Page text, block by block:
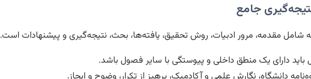
شامل مقدمه، مرور ادبیات، روش تحقیق، یافته‌ها، بحث، نتیجه‌گیری و پیشنهادات است.
دارای یک منطق داخلی و پیوستگی با سایر فصول باشد.
دانشگاه، نگارش علمی و آکادمیک، پرهیز از تکرار، وضوح و ایجاز.